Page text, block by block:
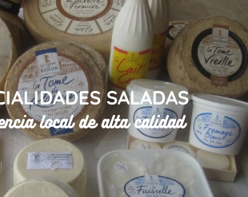
SALADAS
local de alta calidad